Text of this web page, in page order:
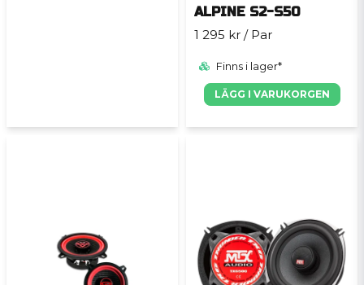
ALPINE S2-S50
1 295 kr / Par
Finns i lager*
LÄGG I VARUKORGEN